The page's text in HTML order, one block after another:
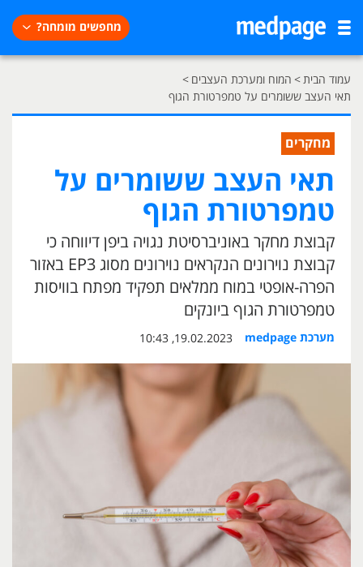
מחפשים מומחה?
עמוד הבית> המוח ומערכת העצבים >
תאי העצב ששומרים על טמפרטורת הגוף
מחקרים
תאי העצב ששומרים על
טמפרטורת הגוף
קבוצת מחקר באוניברסיטת נגויה ביפן דיווחה כי
קבוצת נוירונים הנקראים נוירונים מסוג EP3 באזור
הפרה-אופטי במוח ממלאים תפקיד מפתח בוויסות
טמפרטורת הגוף ביונקים
מערכת medpage 19.02.2023, 10:43